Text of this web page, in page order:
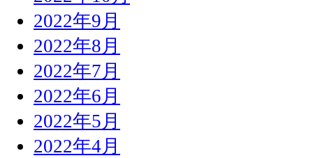
2022年9月
2022年8月
2022年7月
2022年6月
2022年5月
2022年4月